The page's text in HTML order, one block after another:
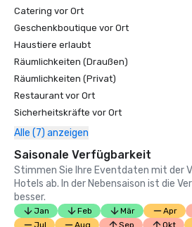
Condé Nast Traveler Readers' Choice
„Die besten Resorts in
Catering vor Ort
Geschenkboutique vor Ort
Haustiere erlaubt
Räumlichkeiten (Draußen)
Räumlichkeiten (Privat)
Restaurant vor Ort
Sicherheitskräfte vor Ort
Alle (7) anzeigen
Saisonale Verfügbarkeit
Stimmen Sie Ihre Eventdaten mit der
Hotels ab. In der Nebensaison ist die
besser.
Jan Feb Mär Apr
Jul
Aug Sep Okt